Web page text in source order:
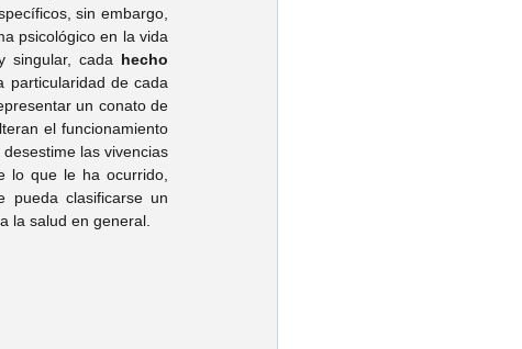
sin embargo,
psicológico en la vida
singular, cada hecho
particularidad de cada
un conato de
el funcionamiento
las vivencias
lo que le ha ocurrido,
pueda clasificarse un
la salud en general.